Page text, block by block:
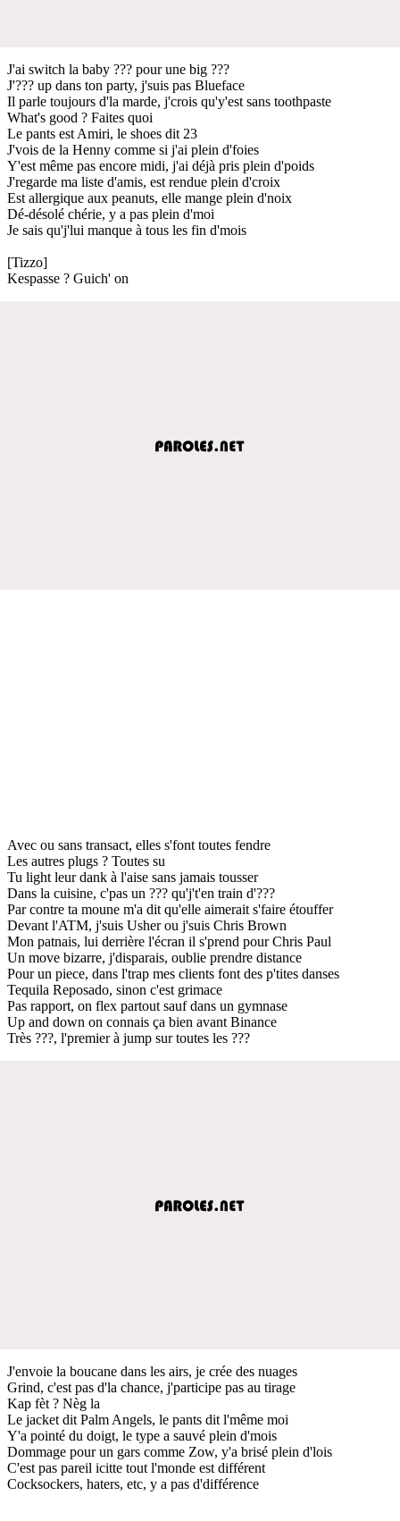
J'ai switch la baby ??? pour une big ???
J'??? up dans ton party, j'suis pas Blueface
Il parle toujours d'la marde, j'crois qu'y'est sans toothpaste
What's good ? Faites quoi
Le pants est Amiri, le shoes dit 23
J'vois de la Henny comme si j'ai plein d'foies
Y'est même pas encore midi, j'ai déjà pris plein d'poids
J'regarde ma liste d'amis, est rendue plein d'croix
Est allergique aux peanuts, elle mange plein d'noix
Dé-désolé chérie, y a pas plein d'moi
Je sais qu'j'lui manque à tous les fin d'mois
[Tizzo]
Kespasse ? Guich' on
Avec ou sans transact, elles s'font toutes fendre
Les autres plugs ? Toutes su
Tu light leur dank à l'aise sans jamais tousser
Dans la cuisine, c'pas un ??? qu'j't'en train d'???
Par contre ta moune m'a dit qu'elle aimerait s'faire étouffer
Devant l'ATM, j'suis Usher ou j'suis Chris Brown
Mon patnais, lui derrière l'écran il s'prend pour Chris Paul
Un move bizarre, j'disparais, oublie prendre distance
Pour un piece, dans l'trap mes clients font des p'tites danses
Tequila Reposado, sinon c'est grimace
Pas rapport, on flex partout sauf dans un gymnase
Up and down on connais ça bien avant Binance
Très ???, l'premier à jump sur toutes les ???
J'envoie la boucane dans les airs, je crée des nuages
Grind, c'est pas d'la chance, j'participe pas au tirage
Kap fèt ? Nèg la
Le jacket dit Palm Angels, le pants dit l'même moi
Y'a pointé du doigt, le type a sauvé plein d'mois
Dommage pour un gars comme Zow, y'a brisé plein d'lois
C'est pas pareil icitte tout l'monde est différent
Cocksockers, haters, etc, y a pas d'différence